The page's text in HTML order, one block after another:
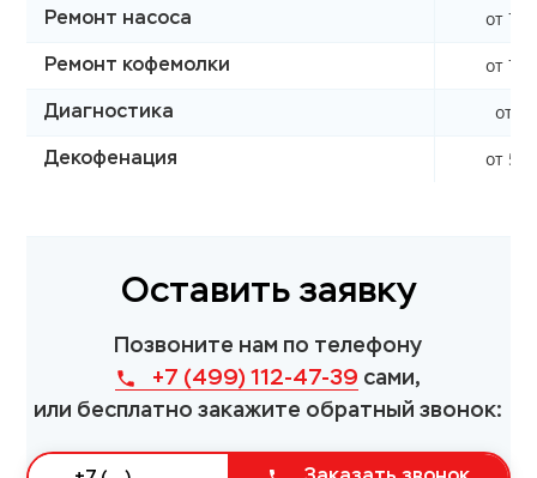
Ремонт насоса от
Ремонт кофемолки от
Диагностика от 0
Декофенация от
Оставить заявку
Позвоните нам по телефону
+7 (499) 112-47-39 сами,
или бесплатно закажите обратный звонок: